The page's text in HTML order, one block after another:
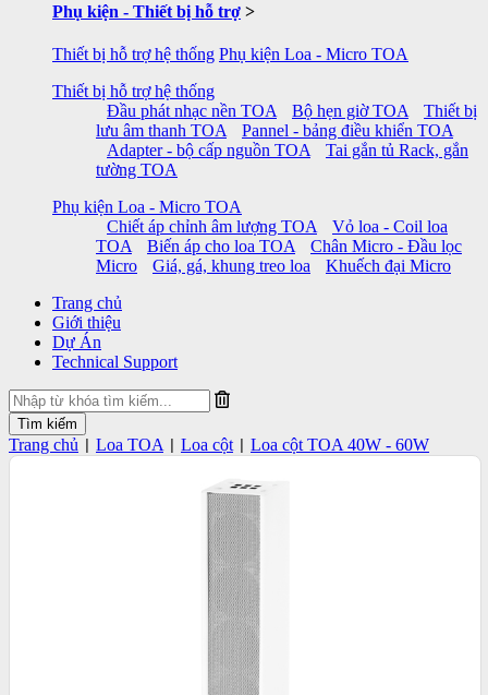
Phụ kiện - Thiết bị hỗ trợ >
Thiết bị hỗ trợ hệ thống Phụ kiện Loa - Micro TOA
Thiết bị hỗ trợ hệ thống
Đầu phát nhạc nền TOA
Bộ hẹn giờ TOA
Thiết bị
lưu âm thanh TOA
Pannel - bảng điều khiển TOA
Adapter - bộ cấp nguồn TOA
Tai gắn tủ Rack, gắn
tường TOA
Phụ kiện Loa - Micro TOA
Chiết áp chỉnh âm lượng TOA
Vỏ loa - Coil loa
TOA
Biến áp cho loa TOA
Chân Micro - Đầu lọc
Micro
Giá, gá, khung treo loa
Khuếch đại Micro
Trang chủ
Giới thiệu
Dự Án
Technical Support
Trang chủ Loa TOA Loa cột Loa cột TOA 40W - 60W